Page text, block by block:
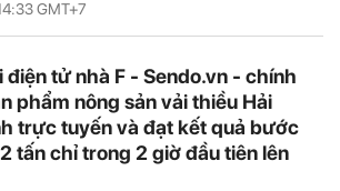
GMT+7
tử nhà F - Sendo.vn - chính
phẩm nông sản vải thiều Hải
trực tuyến và đạt kết quả bước
tấn chỉ trong 2 giờ đầu tiên lên